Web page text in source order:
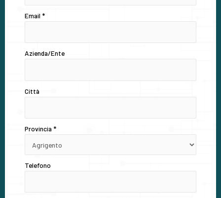
Email *
Azienda/Ente
Città
Provincia *
Telefono